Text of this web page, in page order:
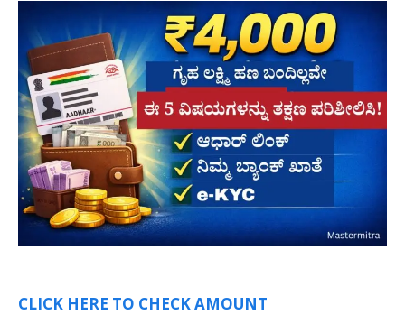
CLICK HERE TO CHECK AMOUNT